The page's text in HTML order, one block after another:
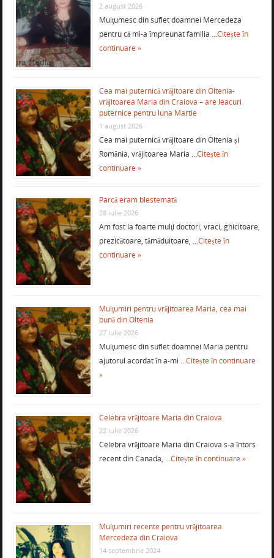
2 august 2026
Mulţumesc din suflet doamnei Mercedeza
pentru că mi-a împreunat familia …Citește în
continuare »
Cea mai puternică vrăjitoare din Oltenia-
vrăjitoarea Maria din Craiova – are leacuri
puternice pentru luna Martie
1 august 2026
Cea mai puternică vrăjitoare din Oltenia și
România, vrăjitoarea Maria …Citește în
continuare »
Parcă eram blestemată
28 iulie 2026
Am fost la foarte mulţi doctori, vraci, ghicitoare,
prezicătoare, tămăduitoare, …Citește în
continuare »
Mulţumiri pentru vrăjitoarea Maria, cea mai
bună din Oltenia
27 iulie 2026
Mulţumesc din suflet doamnei Maria pentru
ajutorul acordat în a-mi …Citește în continuare
»
Celebra vrăjitoare Maria din Craiova
22 iulie 2026
Celebra vrăjitoare Maria din Craiova s-a întors
recent din Canada, …Citește în continuare »
Mulţumiri recente pentru vrăjitoarea
Mercedeza din Craiova
14 septembrie 2024